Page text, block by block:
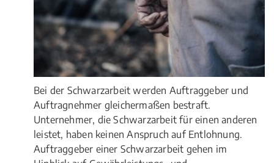
Bei der Schwarzarbeit werden Auftraggeber und
Auftragnehmer gleichermaßen bestraft.
Unternehmer, die Schwarzarbeit für einen anderen
leistet, haben keinen Anspruch auf Entlohnung.
Auftraggeber einer Schwarzarbeit gehen im